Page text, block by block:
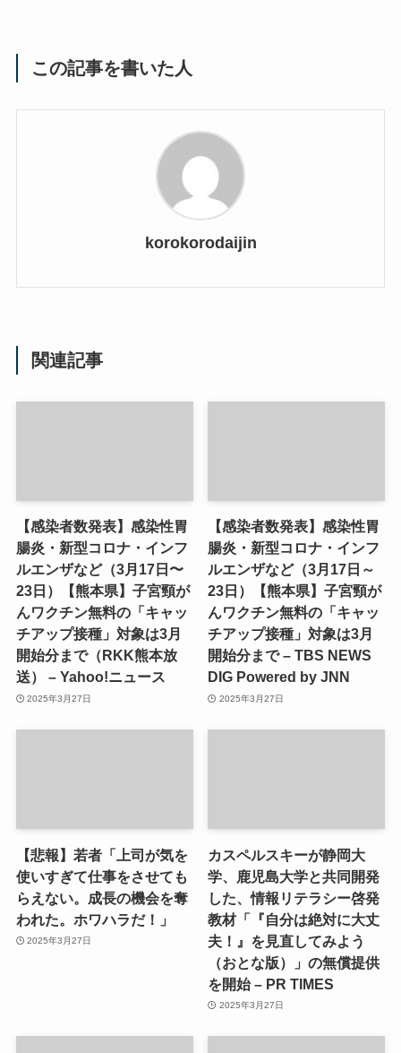
この記事を書いた人
korokorodaijin
関連記事
【感染者数発表】感染性胃
腸炎・新型コロナ・インフ
ルエンザなど（3月17日〜
23日）【熊本県】子宮頸が
んワクチン無料の「キャッ
チアップ接種」対象は3月
開始分まで（RKK熊本放
送） – Yahoo!ニュース
2025年3月27日
【感染者数発表】感染性胃
腸炎・新型コロナ・インフ
ルエンザなど（3月17日～
23日）【熊本県】子宮頸が
んワクチン無料の「キャッ
チアップ接種」対象は3月
開始分まで – TBS NEWS
DIG Powered by JNN
2025年3月27日
【悲報】若者「上司が気を
使いすぎて仕事をさせても
らえない。成長の機会を奪
われた。ホワハラだ！」
2025年3月27日
カスペルスキーが静岡大
学、鹿児島大学と共同開発
した、情報リテラシー啓発
教材「『自分は絶対に大丈
夫！』を見直してみよう
（おとな版）」の無償提供
を開始 – PR TIMES
2025年3月27日